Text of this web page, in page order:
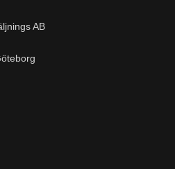
AB